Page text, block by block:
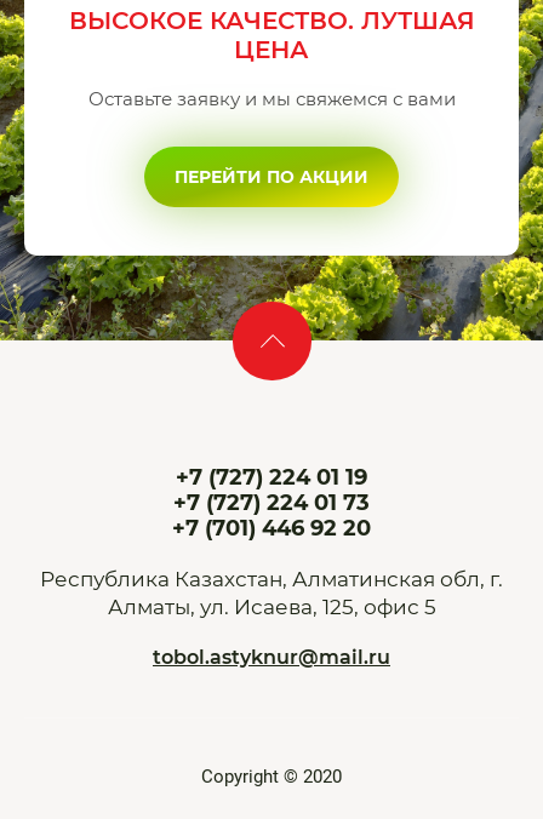
ВЫСОКОЕ КАЧЕСТВО. ЛУТШАЯ
ЦЕНА
Оставьте заявку и мы свяжемся с вами
ПЕРЕЙТИ ПО АКЦИИ
+7 (727) 224 01 19
+7 (727) 224 01 73
+7 (701) 446 92 20
Республика Казахстан, Алматинская обл, г.
Алматы, ул. Исаева, 125, офис 5
tobol.astyknur@mail.ru
Copyright © 2020